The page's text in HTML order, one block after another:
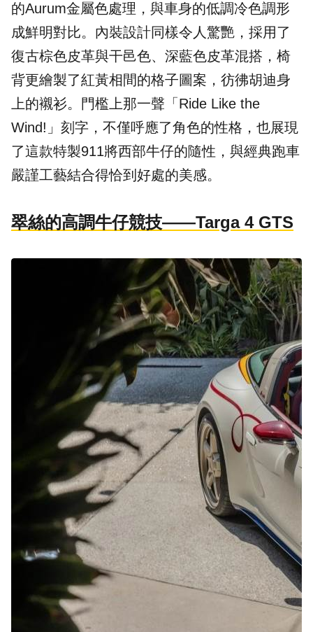
的Aurum金屬色處理，與車身的低調冷色調形
成鮮明對比。內裝設計同樣令人驚艷，採用了
復古棕色皮革與干邑色、深藍色皮革混搭，椅
背更繪製了紅黃相間的格子圖案，彷彿胡迪身
上的襯衫。門檻上那一聲「Ride Like the
Wind!」刻字，不僅呼應了角色的性格，也展現
了這款特製911將西部牛仔的隨性，與經典跑車
嚴謹工藝結合得恰到好處的美感。
翠絲的高調牛仔競技——Targa 4 GTS